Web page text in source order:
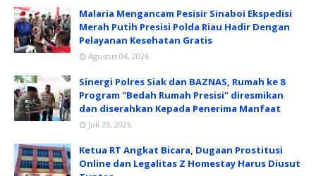
Malaria Mengancam Pesisir Sinaboi Ekspedisi
Merah Putih Presisi Polda Riau Hadir Dengan
Pelayanan Kesehatan Gratis
Agustus 04, 2026
Sinergi Polres Siak dan BAZNAS, Rumah ke 8
Program "Bedah Rumah Presisi" diresmikan
dan diserahkan Kepada Penerima Manfaat
Juli 29, 2026
Ketua RT Angkat Bicara, Dugaan Prostitusi
Online dan Legalitas Z Homestay Harus Diusut